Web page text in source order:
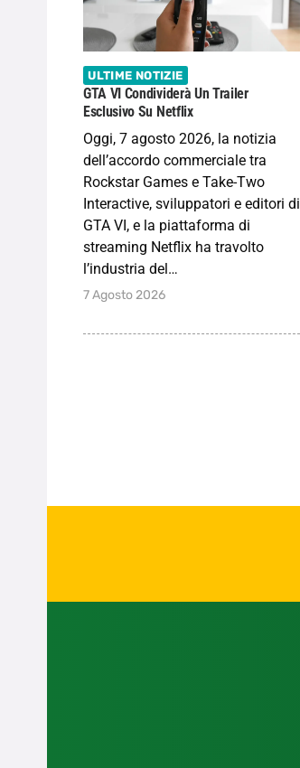
ULTIME NOTIZIE
GTA VI Condividerà Un Trailer
Esclusivo Su Netflix
Oggi, 7 agosto 2026, la notizia
dell’accordo commerciale tra
Rockstar Games e Take-Two
Interactive, sviluppatori e editori di
GTA VI, e la piattaforma di
streaming Netflix ha travolto
l’industria del…
7 Agosto 2026